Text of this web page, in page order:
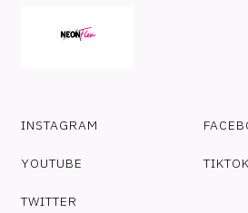
INSTAGRAM
YOUTUBE TIKTOK
TWITTER